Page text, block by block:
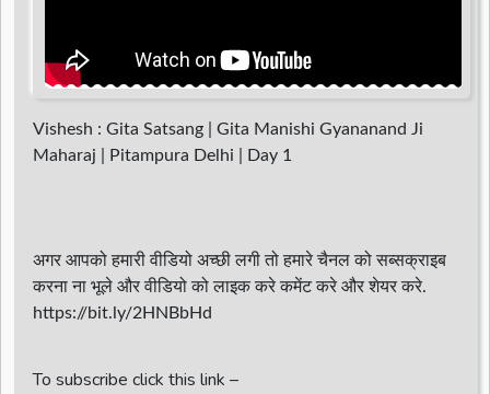
Vishesh : Gita Satsang | Gita Manishi Gyananand Ji
Maharaj | Pitampura Delhi | Day 1
अगर आपको हमारी वीडियो अच्छी लगी तो हमारे चैनल को सब्सक्राइब
करना ना भूले और वीडियो को लाइक करे कमेंट करे और शेयर करे.
https://bit.ly/2HNBbHd
To subscribe click this link –